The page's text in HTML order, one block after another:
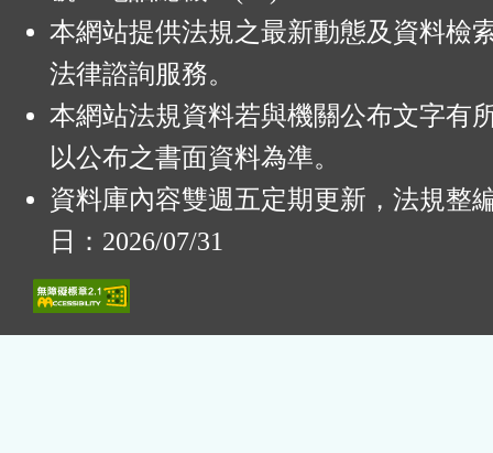
本網站提供法規之最新動態及資料檢
法律諮詢服務。
本網站法規資料若與機關公布文字有
以公布之書面資料為準。
資料庫內容雙週五定期更新，法規整
日：2026/07/31